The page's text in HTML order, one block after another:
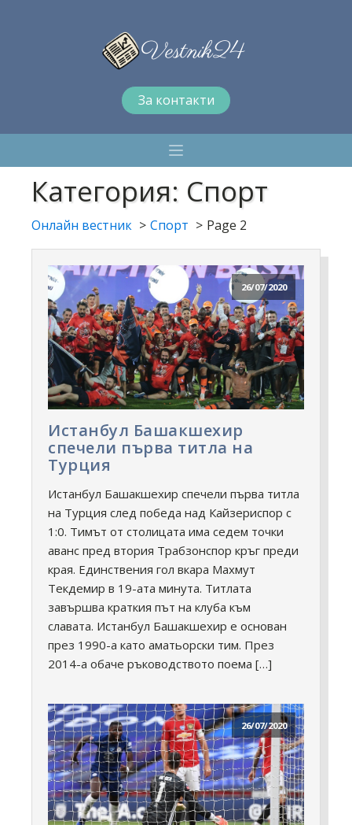
За контакти
Категория: Спорт
Онлайн вестник Спорт Page 2
26/07/2020
Истанбул Башакшехир
спечели първа титла на
Турция
Истанбул Башакшехир спечели първа титла
на Турция след победа над Кайзериспор с
1:0. Тимът от столицата има седем точки
аванс пред втория Трабзонспор кръг преди
края. Единствения гол вкара Махмут
Текдемир в 19-ата минута. Титлата
завършва краткия път на клуба към
славата. Истанбул Башакшехир е основан
през 1990-а като аматьорски тим. През
2014-а обаче ръководството поема […]
26/07/2020